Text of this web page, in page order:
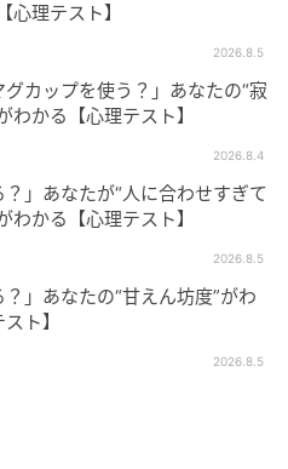
です。
に任せておけば大丈夫だ
っているのではないでし
が活躍する場が減ってしま
だけが仕事ができる状態
れぞれの得意分野を活か
する側に回ってみるのもよ
は「目立つ仕事がした
心理テスト】
2026.8.5
グカップを使う？」あなたの“寂
わかる【心理テスト】
2026.8.4
？」あなたが“人に合わせすぎて
わかる【心理テスト】
2026.8.5
？」あなたの“甘えん坊度”がわ
ト】
2026.8.5